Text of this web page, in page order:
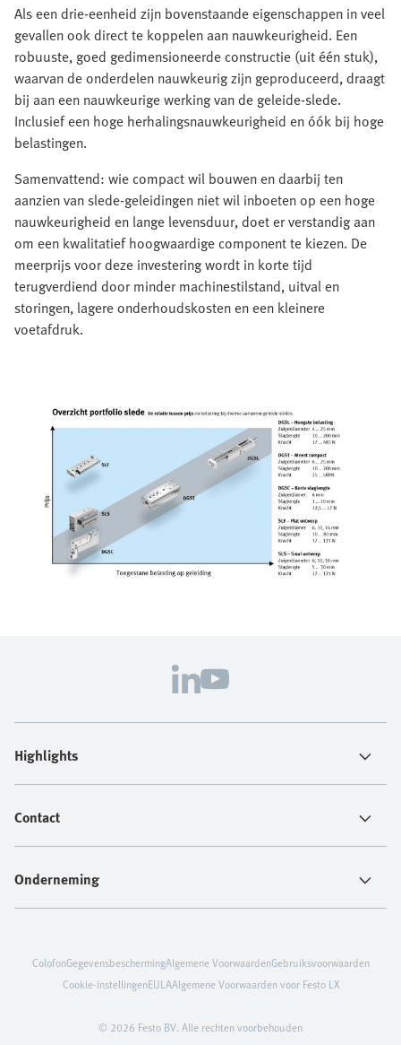
Als een drie-eenheid zijn bovenstaande eigenschappen in veel
gevallen ook direct te koppelen aan nauwkeurigheid. Een
robuuste, goed gedimensioneerde constructie (uit één stuk),
waarvan de onderdelen nauwkeurig zijn geproduceerd, draagt
bij aan een nauwkeurige werking van de geleide-slede.
Inclusief een hoge herhalingsnauwkeurigheid en óók bij hoge
belastingen.
Samenvattend: wie compact wil bouwen en daarbij ten
aanzien van slede-geleidingen niet wil inboeten op een hoge
nauwkeurigheid en lange levensduur, doet er verstandig aan
om een kwalitatief hoogwaardige component te kiezen. De
meerprijs voor deze investering wordt in korte tijd
terugverdiend door minder machinestilstand, uitval en
storingen, lagere onderhoudskosten en een kleinere
voetafdruk.
Highlights
Contact
Onderneming
© 2026 Festo BV. Alle rechten voorbehouden
ColofonGegevensbeschermingAlgemene VoorwaardenGebruiksvoorwaarden
Cookie-instellingenEULAAlgemene Voorwaarden voor Festo LX